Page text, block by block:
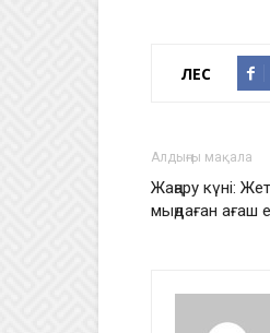
ҮЛЕС
Алдыңғы мақала
Жаңару күні:
мыңдаған ағаш